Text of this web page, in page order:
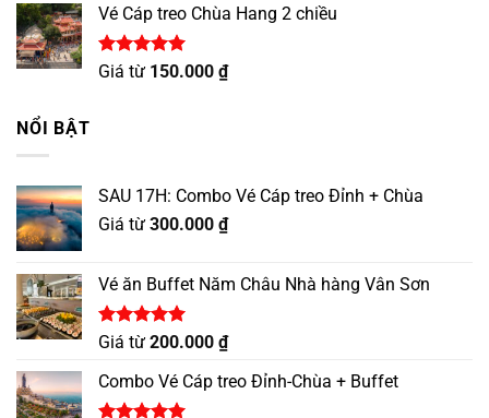
Vé Cáp treo Chùa Hang 2 chiều
Được xếp
Giá từ 150.000 ₫
NỔI BẬT
SAU 17H: Combo Vé Cáp treo Đỉnh + Chùa
Giá từ 300.000 ₫
Vé ăn Buffet Năm Châu Nhà hàng Vân Sơn
Được xếp
5 sao
Giá từ 200.000 ₫
Combo Vé Cáp treo Đỉnh-Chùa + Buffet